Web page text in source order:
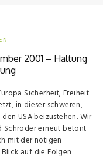
2001 – Haltung
Sicherheit, Freiheit
in dieser schweren,
USA beizustehen. Wir
Schröder erneut betont
mit der nötigen
auf die Folgen